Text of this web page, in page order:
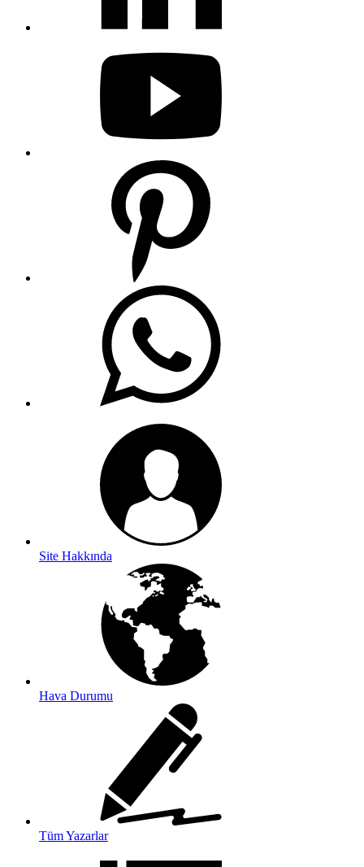
Site Hakkında
Hava Durumu
Tüm Yazarlar